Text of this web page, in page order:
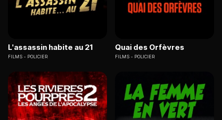
L'assassin habite au 21
FILMS POLICIER
Quai des Orfèvres
FILMS POLICIER